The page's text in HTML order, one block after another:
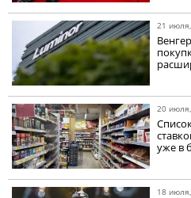
21
20
уже в
18